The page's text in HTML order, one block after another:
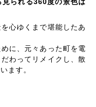
心ゆくまで堪能したあ
に、元々あった町を電
わってリメイクし、散
ます。